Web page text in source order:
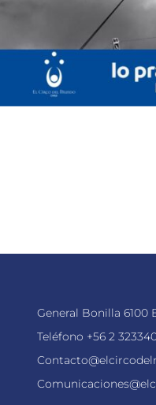
General Bonilla 6100
Teléfono +56 2